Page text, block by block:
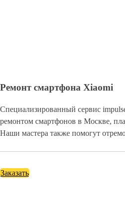
Ремонт смартфона Xiaomi
Специализированный сервис
ремонтом смартфонов в Москве,
Наши мастера также помогут
Заказать